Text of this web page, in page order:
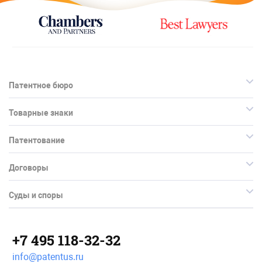
Патентное бюро
Товарные знаки
Патентование
Договоры
Суды и споры
+7 495 118-32-32
info@patentus.ru